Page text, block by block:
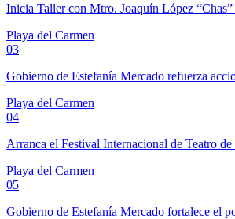
Inicia Taller con Mtro. Joaquín López
Playa del Carmen
03
Gobierno de Estefanía Mercado refuerza
Playa del Carmen
04
Arranca el Festival Internacional de Teatro
Playa del Carmen
05
Gobierno de Estefanía Mercado fortalece el